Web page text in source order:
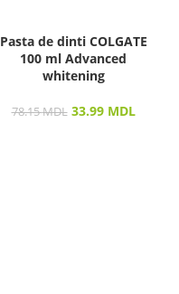
Pasta de dinti COLGATE
100 ml Advanced
whitening
78.15MDL 33.99 MDL